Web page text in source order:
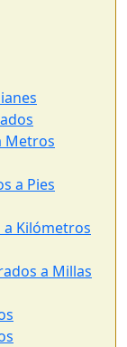
Metros
a Pies
a Kilómetros
a Millas